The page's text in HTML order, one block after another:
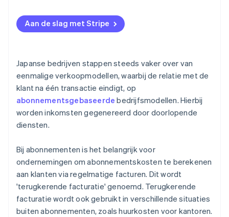
Kan het integreren met bestaande externe
systemen?
betaalmethoden ondersteunen?
Aan de slag met Stripe
Japanse bedrijven stappen steeds vaker over van
eenmalige verkoopmodellen, waarbij de relatie met de
klant na één transactie eindigt, op
abonnementsgebaseerde bedrijfsmodellen. Hierbij
worden inkomsten gegenereerd door doorlopende
diensten.
Bij abonnementen is het belangrijk voor
ondernemingen om abonnementskosten te berekenen
aan klanten via regelmatige facturen. Dit wordt
'terugkerende facturatie' genoemd. Terugkerende
facturatie wordt ook gebruikt in verschillende situaties
buiten abonnementen, zoals huurkosten voor kantoren.